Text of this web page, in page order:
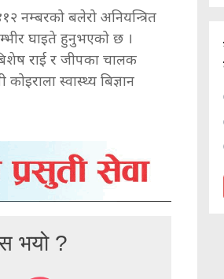
नम्बरको बलेरो अनियन्त्रित
घाइते हुनुभएको छ ।
बिशेष राई र जीपका चालक
स्वास्थ्य बिज्ञान
भयो ?